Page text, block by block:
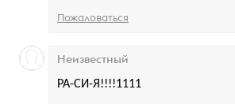
Пожаловаться
РА-СИ-Я!!!!1111
Неизвестный